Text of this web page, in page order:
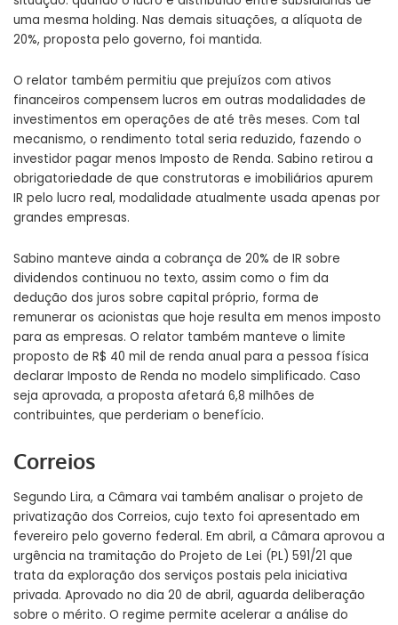
uma mesma holding. Nas demais situações, a alíquota de
20%, proposta pelo governo, foi mantida.
O relator também permitiu que prejuízos com ativos
financeiros compensem lucros em outras modalidades de
investimentos em operações de até três meses. Com tal
mecanismo, o rendimento total seria reduzido, fazendo o
investidor pagar menos Imposto de Renda. Sabino retirou a
obrigatoriedade de que construtoras e imobiliários apurem
IR pelo lucro real, modalidade atualmente usada apenas por
grandes empresas.
Sabino manteve ainda a cobrança de 20% de IR sobre
dividendos continuou no texto, assim como o fim da
dedução dos juros sobre capital próprio, forma de
remunerar os acionistas que hoje resulta em menos imposto
para as empresas. O relator também manteve o limite
proposto de R$ 40 mil de renda anual para a pessoa física
declarar Imposto de Renda no modelo simplificado. Caso
seja aprovada, a proposta afetará 6,8 milhões de
contribuintes, que perderiam o benefício.
Correios
Segundo Lira, a Câmara vai também analisar o projeto de
privatização dos Correios, cujo texto foi apresentado em
fevereiro pelo governo federal. Em abril, a Câmara aprovou a
urgência na tramitação do Projeto de Lei (PL) 591/21 que
trata da exploração dos serviços postais pela iniciativa
privada. Aprovado no dia 20 de abril, aguarda deliberação
sobre o mérito. O regime permite acelerar a análise do